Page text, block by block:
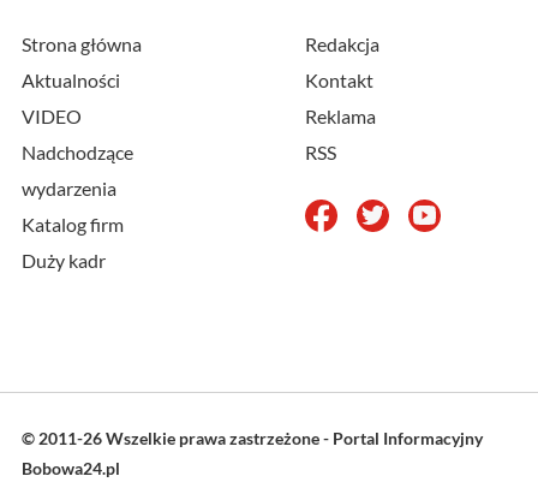
Strona główna
Aktualności
VIDEO
Nadchodzące
wydarzenia
Katalog firm
Duży kadr
Redakcja
Kontakt
Reklama
RSS
© 2011-26 Wszelkie prawa zastrzeżone - Portal Informacyjny
Bobowa24.pl